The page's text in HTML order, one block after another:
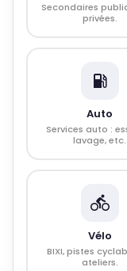
Secondaires
privées.
Auto
Services auto :
lavage, etc.
Vélo
BIXI, pistes
ateliers.